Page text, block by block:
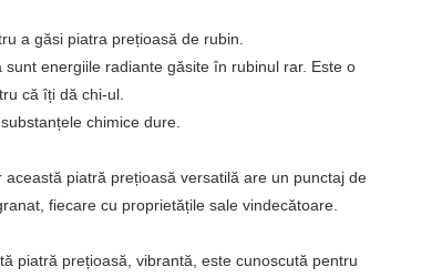
a găsi piatra prețioasă de rubin.
energiile radiante găsite în rubinul rar. Este o
că îți dă chi-ul.
chimice dure.
piatră prețioasă versatilă are un punctaj de
fiecare cu proprietățile sale vindecătoare.
piatră prețioasă, vibrantă, este cunoscută pentru